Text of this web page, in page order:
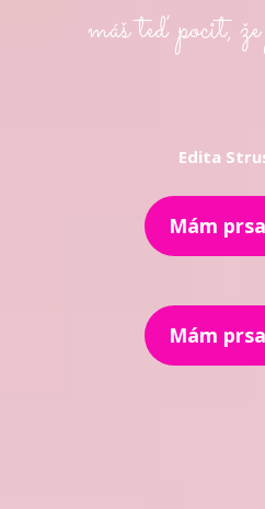
máš teď pocit,
Edita
Mám
Mám